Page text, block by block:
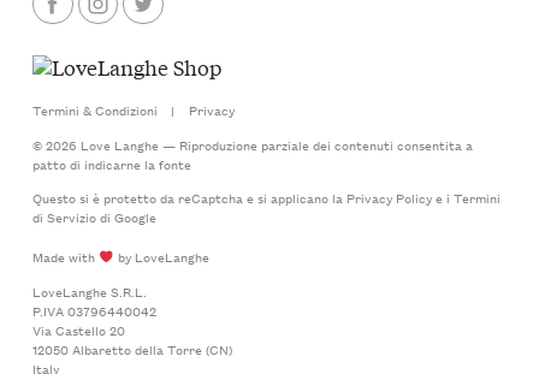
Termini & Condizioni |
Privacy
© 2026 Love Langhe — Riproduzione parziale dei contenuti consentita a
patto di indicarne la fonte
Questo si è protetto da reCaptcha e si applicano la Privacy Policye i Termini
di Serviziodi Google
Made with
by LoveLanghe
LoveLanghe S.R.L.
P.IVA 03796440042
Via Castello 20
12050 Albaretto della Torre (CN)
Italy